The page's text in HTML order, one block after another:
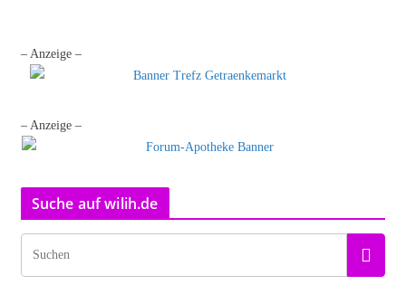
– Anzeige –
– Anzeige –
Suche auf wilih.de